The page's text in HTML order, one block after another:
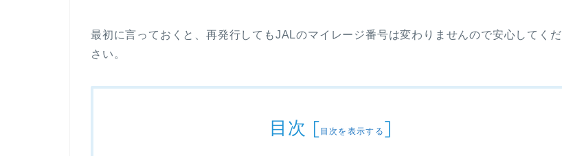
最初に言っておくと、再発行してもJALのマイレージ番号は変わりませんので安心してくだ
さい。
目次 [目次を表示する ]